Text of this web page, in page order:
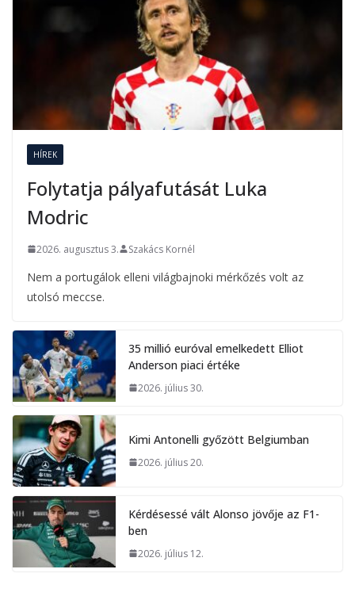
HÍREK
Folytatja pályafutását Luka
Modric
2026. augusztus 3. Szakács Kornél
Nem a portugálok elleni világbajnoki mérkőzés volt az
utolsó meccse.
35 millió euróval emelkedett Elliot
Anderson piaci értéke
2026. július 30.
Kimi Antonelli győzött Belgiumban
2026. július 20.
Kérdésessé vált Alonso jövője az F1-
ben
2026. július 12.